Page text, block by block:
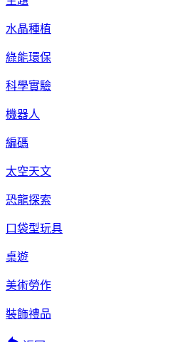
水晶種植
綠能環保
科學實驗
機器人
編碼
太空天文
恐龍探索
口袋型玩具
桌遊
美術勞作
裝飾禮品